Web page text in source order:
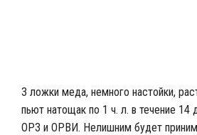
3 ложки меда, немного настойки,
пьют натощак по 1 ч. л. в течение 14
ОРЗ и ОРВИ. Нелишним будет